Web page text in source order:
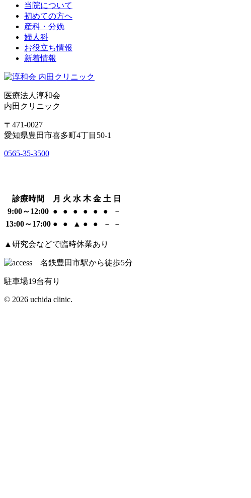
当院について
初めての方へ
産科・分娩
婦人科
お役立ち情報
新着情報
医療法人淳和会
内田クリニック
〒471-0027
愛知県豊田市喜多町4丁目50-1
0565-35-3500
診療時間 月 火 水 木 金 土 日
9:00～12:00 ● ● ● ● ● ●
－
13:00～17:00 ● ● ▲ ● ● － －
▲研究会などで臨時休業あり
駐車場19台有り
© 2026 uchida clinic.